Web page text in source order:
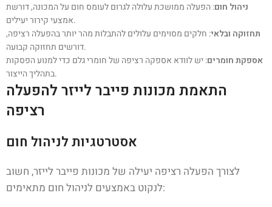
ניהול חום: הפעלה ממושכת עלולה לגרום לעומס חום על המכונה, דורשת
אמצעי קירור יעילים.
תחזוקה ובלאי: חלקים מסוימים עלולים להתבלות מהר יותר בהפעלה רציפה,
דורשים תחזוקה קבועה.
אספקת חומרים: יש לוודא אספקה רציפה של חומרי גלם כדי למנוע הפסקות
בתהליך הייצור.
התאמת מכונות פייבר לייזר להפעלה
רציפה
אסטרטגיות לניהול חום
לצורך הפעלה רציפה יעילה של מכונות פייבר לייזר, חשוב
לנקוט באמצעים לניהול חום מתאימים: